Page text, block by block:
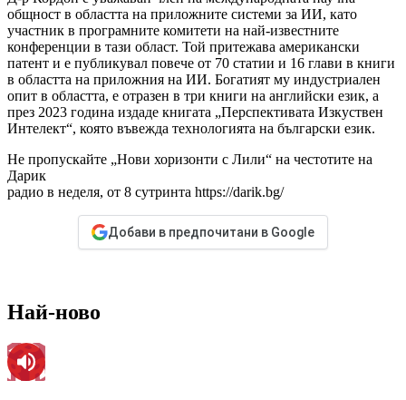
общност в областта на приложните системи за ИИ, като
участник в програмните комитети на най-известните
конференции в тази област. Той притежава американски
патент и е публикувал повече от 70 статии и 16 глави в книги
в областта на приложния на ИИ. Богатият му индустриален
опит в областта, е отразен в три книги на английски език, а
през 2023 година издаде книгата „Перспективата Изкуствен
Интелект“, която въвежда технологията на български език.
Не пропускайте „Нови хоризонти с Лили“ на честотите на
Дарик
радио в неделя, от 8 сутринта https://darik.bg/
Добави в предпочитани в Google
Най-ново